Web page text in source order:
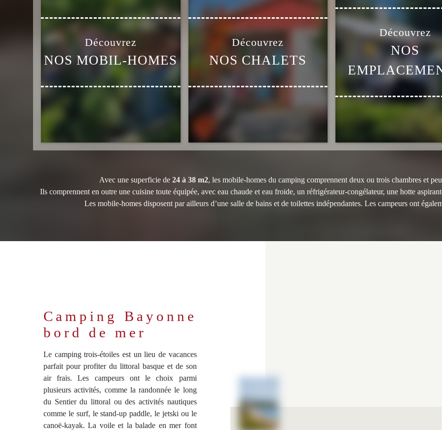
NOS MOBIL-HOMES NOS CHALETS
NOS
Avec une superficie de 24 à 38 m2, les mobile-homes du camping comprennent deux ou trois chambres et
Ils comprennent en outre une cuisine toute équipée, avec eau chaude et eau froide, un réfrigérateur-congélateur, une hotte
Les mobile-homes disposent par ailleurs d’une salle de bains et de toilettes indépendantes. Les campeurs ont
Camping Bayonne
bord de mer
Le camping trois-étoiles est un lieu de vacances
parfait pour profiter du littoral basque et de son
air frais. Les campeurs ont le choix parmi
plusieurs activités, comme la randonnée le long
du Sentier du littoral ou des activités nautiques
comme le surf, le stand-up paddle, le jetski ou le
canoë-kayak. La voile et la balade en mer font